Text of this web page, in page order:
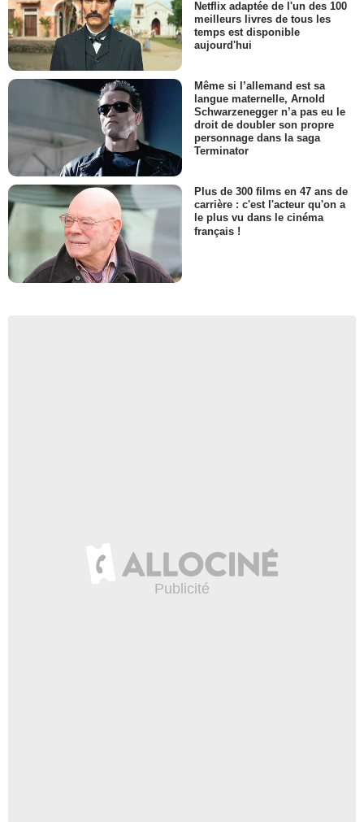
Netflix adaptée de l'un des 100
meilleurs livres de tous les
temps est disponible
aujourd'hui
Même si l’allemand est sa
langue maternelle, Arnold
Schwarzenegger n’a pas eu le
droit de doubler son propre
personnage dans la saga
Terminator
Plus de 300 films en 47 ans de
carrière : c'est l'acteur qu'on a
le plus vu dans le cinéma
français !